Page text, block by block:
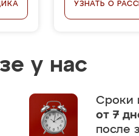
УЗНАТЬ О
у нас
Сроки
от 7
после